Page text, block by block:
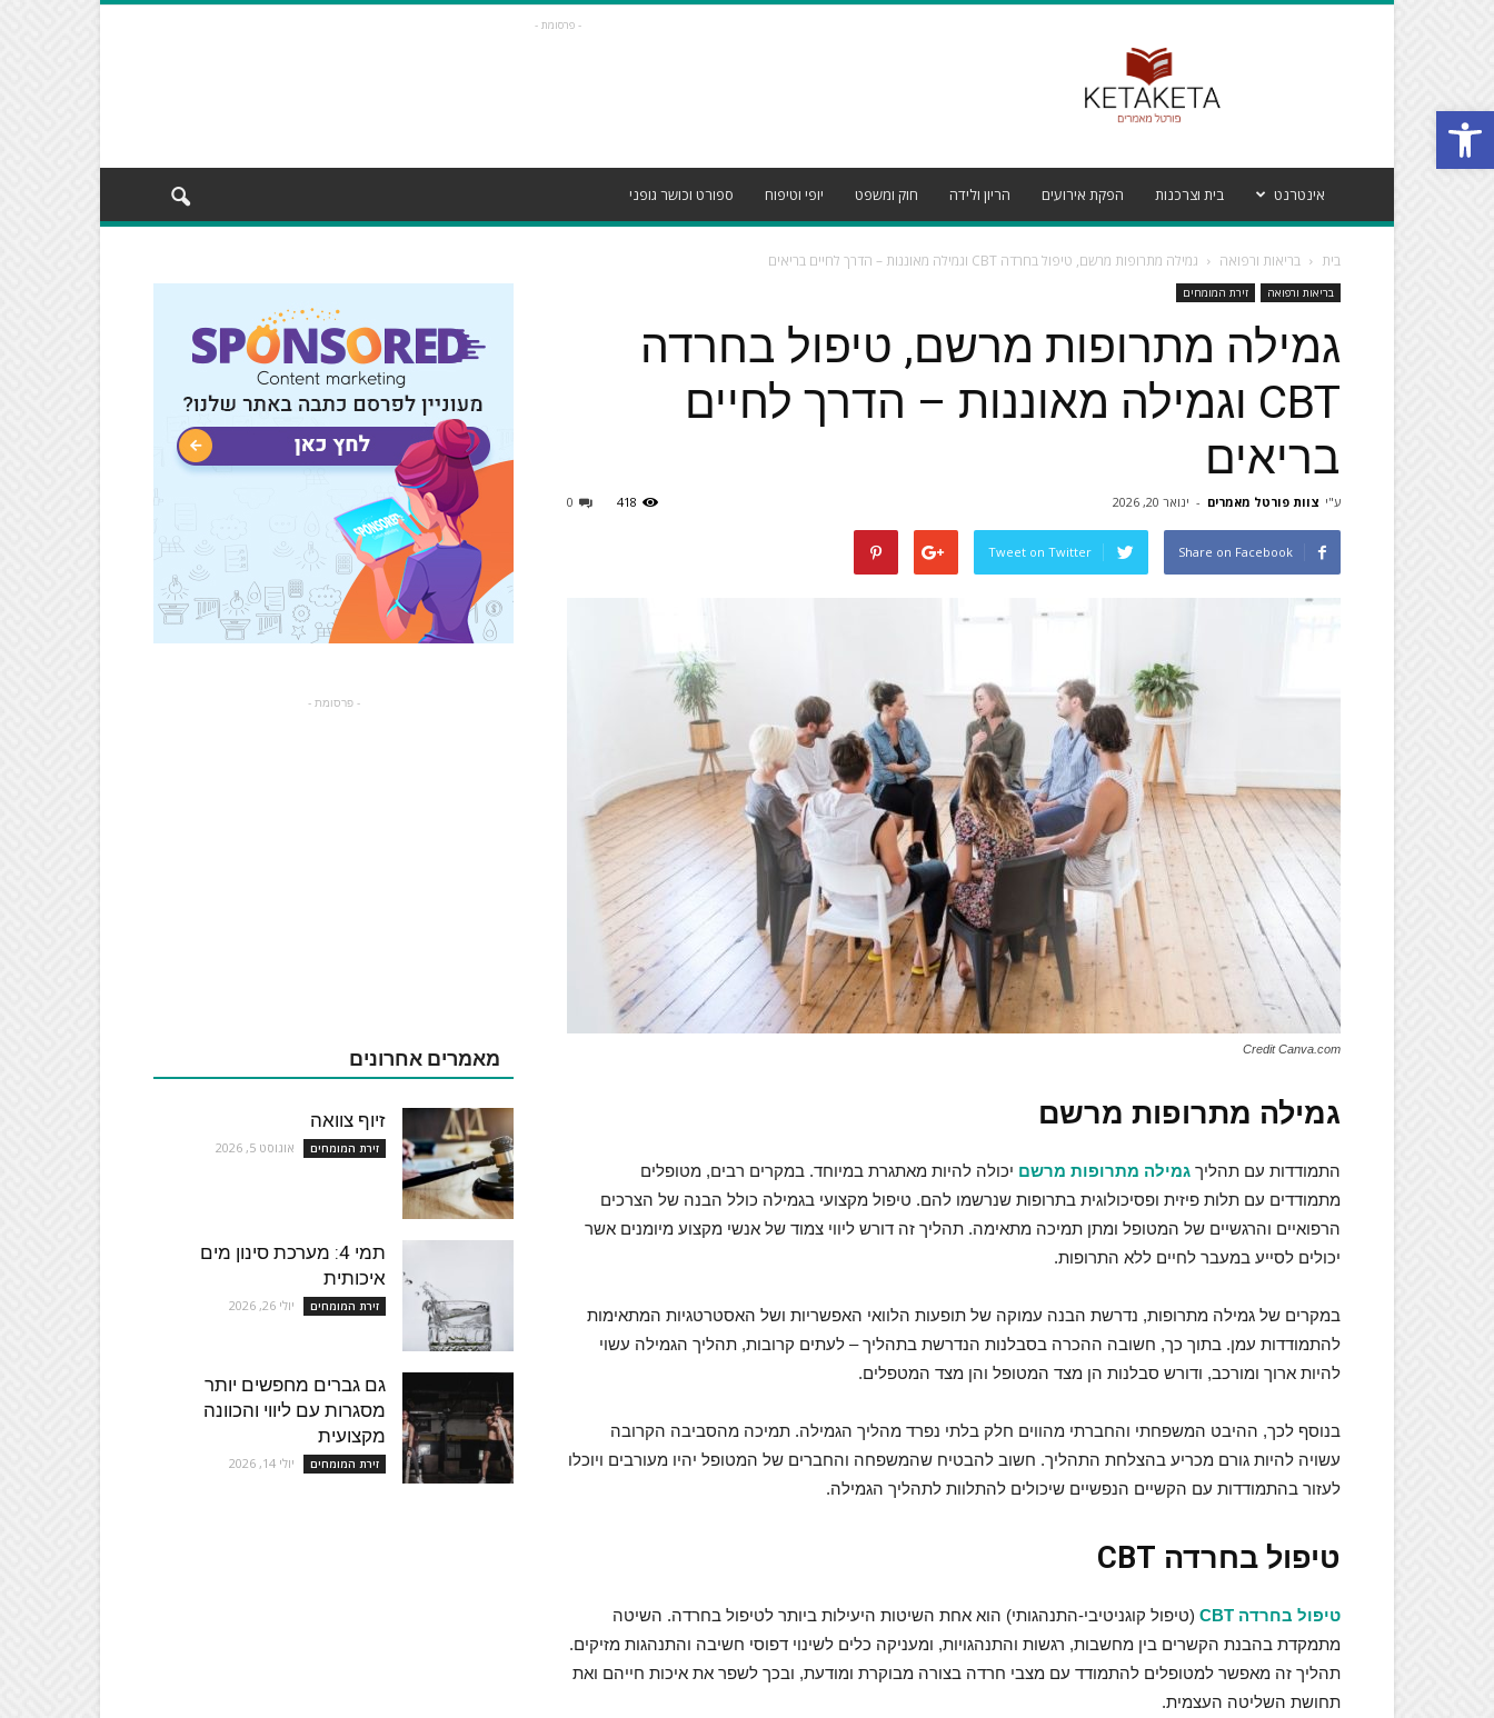
Open toolbar
- פרסומת -
אינטרנט בית וצרכנות הפקת אירועים הריון ולידה חוק ומשפט יופי וטיפוח ספורט וכושר גופני
בית בריאות ורפואה גמילה מתרופות מרשם, טיפול בחרדה CBT וגמילה מאוננות – הדרך לחיים בריאים
בריאות ורפואה זירת המומחים
גמילה מתרופות מרשם, טיפול בחרדה
CBT וגמילה מאוננות – הדרך לחיים
בריאים
ע"י צוות פורטל מאמרים - ינואר 20, 2026 0 418
Share on Facebook
Tweet on Twitter
Credit Canva.com
גמילה מתרופות מרשם
התמודדות עם תהליך גמילה מתרופות מרשם יכולה להיות מאתגרת במיוחד. במקרים רבים, מטופלים
מתמודדים עם תלות פיזית ופסיכולוגית בתרופות שנרשמו להם. טיפול מקצועי בגמילה כולל הבנה של הצרכים
הרפואיים והרגשיים של המטופל ומתן תמיכה מתאימה. תהליך זה דורש ליווי צמוד של אנשי מקצוע מיומנים אשר
יכולים לסייע במעבר לחיים ללא התרופות.
במקרים של גמילה מתרופות, נדרשת הבנה עמוקה של תופעות הלוואי האפשריות ושל האסטרטגיות המתאימות
להתמודדות עמן. בתוך כך, חשובה ההכרה בסבלנות הנדרשת בתהליך – לעתים קרובות, תהליך הגמילה עשוי
להיות ארוך ומורכב, ודורש סבלנות הן מצד המטופל והן מצד המטפלים.
בנוסף לכך, ההיבט המשפחתי והחברתי מהווים חלק בלתי נפרד מהליך הגמילה. תמיכה מהסביבה הקרובה
עשויה להיות גורם מכריע בהצלחת התהליך. חשוב להבטיח שהמשפחה והחברים של המטופל יהיו מעורבים ויוכלו
לעזור בהתמודדות עם הקשיים הנפשיים שיכולים להתלוות לתהליך הגמילה.
טיפול בחרדה CBT
טיפול בחרדה CBT
(טיפול קוגניטיבי-התנהגותי) הוא אחת השיטות היעילות ביותר לטיפול בחרדה. השיטה
מתמקדת בהבנת הקשרים בין מחשבות, רגשות והתנהגויות, ומעניקה כלים לשינוי דפוסי חשיבה והתנהגות מזיקים.
תהליך זה מאפשר למטופלים להתמודד עם מצבי חרדה בצורה מבוקרת ומודעת, ובכך לשפר את איכות חייהם ואת
תחושת השליטה העצמית.
- פרסומת -
מאמרים אחרונים
זיוף צוואה
זירת המומחים אוגוסט 5, 2026
תמי 4: מערכת סינון מים
איכותית
זירת המומחים יולי 26, 2026
גם גברים מחפשים יותר
מסגרות עם ליווי והכוונה
מקצועית
זירת המומחים יולי 14, 2026